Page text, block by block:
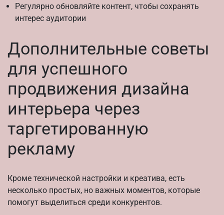
Регулярно обновляйте контент, чтобы сохранять
интерес аудитории
Дополнительные советы
для успешного
продвижения дизайна
интерьера через
таргетированную
рекламу
Кроме технической настройки и креатива, есть
несколько простых, но важных моментов, которые
помогут выделиться среди конкурентов.